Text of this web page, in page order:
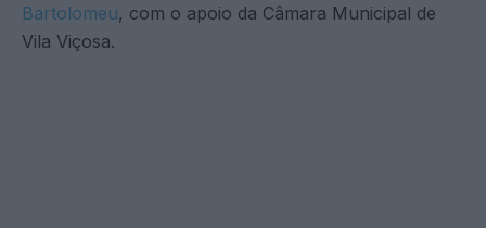
Bartolomeu, com o apoio da Câmara Municipal de
Vila Viçosa.